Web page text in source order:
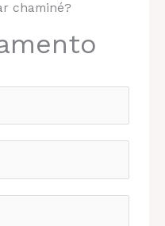
chaminé?